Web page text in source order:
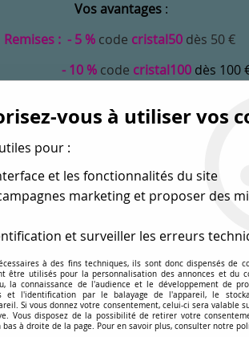
Vos avantages:
Remises : - 5 % code cristal50dès 50 €
- 10 % code cristal100dès 100
PERLES EN GROS APPRÊTS
perlespour la créationde bijoux depuis
vous à utiliser vos
pour :
et les fonctionnalités du site
marketing et proposer des
et surveiller les erreurs
à des fins techniques, ils sont donc dispensés de
être utilisés pour la personnalisation des annonces et du
la connaissance de l'audience et le développement de
et l'identification par le balayage de l'appareil, le
Si vous donnez votre consentement, celui-ci sera valable
Vous disposez de la possibilité de retirer votre
à droite de la page. Pour en savoir plus, consulter notre